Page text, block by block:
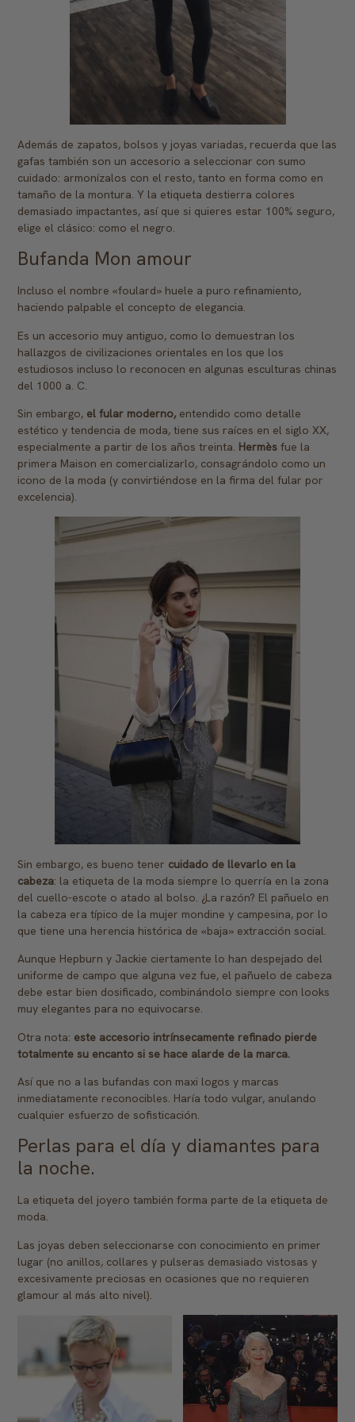
Además de zapatos, bolsos y joyas variadas, recuerda que las
gafas también son un accesorio a seleccionar con sumo
cuidado: armonízalos con el resto, tanto en forma como en
tamaño de la montura. Y la etiqueta destierra colores
demasiado impactantes, así que si quieres estar 100% seguro,
elige el clásico: como el negro.
Bufanda Mon amour
Incluso el nombre «foulard» huele a puro refinamiento,
haciendo palpable el concepto de elegancia.
Es un accesorio muy antiguo, como lo demuestran los
hallazgos de civilizaciones orientales en los que los
estudiosos incluso lo reconocen en algunas esculturas chinas
del 1000 a. C.
Sin embargo, el fular moderno,entendido como detalle
estético y tendencia de moda, tiene sus raíces en el siglo XX,
especialmente a partir de los años treinta. Hermèsfue la
primera Maison en comercializarlo, consagrándolo como un
icono de la moda (y convirtiéndose en la firma del fular por
excelencia).
Sin embargo, es bueno tener cuidado de llevarlo en la
cabeza: la etiqueta de la moda siempre lo querría en la zona
del cuello-escote o atado al bolso. ¿La razón? El pañuelo en
la cabeza era típico de la mujer mondine y campesina, por lo
que tiene una herencia histórica de «baja» extracción social.
Aunque Hepburn y Jackie ciertamente lo han despejado del
uniforme de campo que alguna vez fue, el pañuelo de cabeza
debe estar bien dosificado, combinándolo siempre con looks
muy elegantes para no equivocarse.
Otra nota: este accesorio intrínsecamente refinado pierde
totalmente su encanto si se hace alarde de la marca.
Así que no a las bufandas con maxi logos y marcas
inmediatamente reconocibles. Haría todo vulgar, anulando
cualquier esfuerzo de sofisticación.
Perlas para el día y diamantes para
la noche.
La etiqueta del joyero también forma parte de la etiqueta de
moda.
Las joyas deben seleccionarse con conocimiento en primer
lugar (no anillos, collares y pulseras demasiado vistosas y
excesivamente preciosas en ocasiones que no requieren
glamour al más alto nivel).